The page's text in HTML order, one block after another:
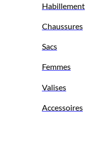
Habillement
Chaussures
Sacs
Femmes
Valises
Accessoires